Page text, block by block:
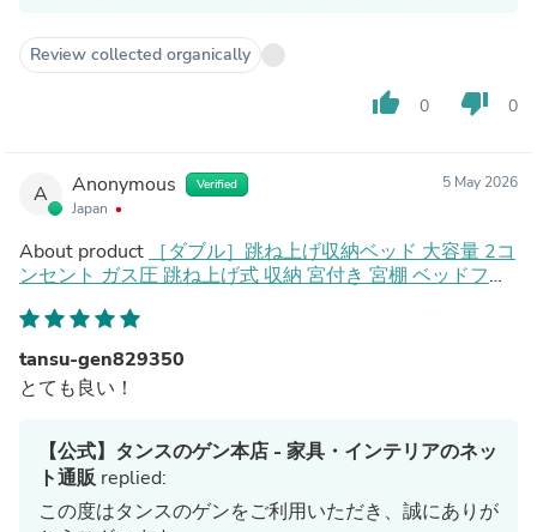
Review collected organically
thumb_up 0 thumb_down 0
A Anonymous Verified
Japan
5 May 2026
About product
［ダブル］跳ね上げ収納ベッド 大容量 2コ
ンセント ガス圧 跳ね上げ式 収納 宮付き 宮棚 ベッドフレ
tansu-gen829350
とても良い！
【公式】タンスのゲン本店 - 家具・インテリアのネッ
ト通販replied:
この度はタンスのゲンをご利用いただき、誠にありが